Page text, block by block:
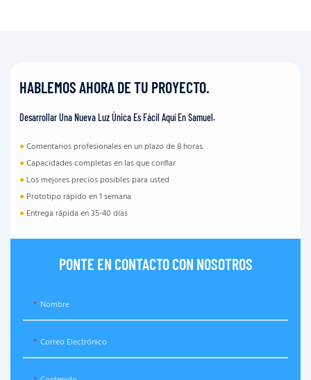
HABLEMOS AHORA DE TU PROYECTO.
Desarrollar Una Nueva Luz Única Es Fácil Aquí En Samuel.
●Comentarios profesionales en un plazo de 8 horas.
●Capacidades completas en las que confiar
● Los mejores precios posibles para usted
● Prototipo rápido en 1 semana
● Entrega rápida en 35-40 días
PONTE EN CONTACTO CON NOSOTROS
Nombre
Correo Electrónico